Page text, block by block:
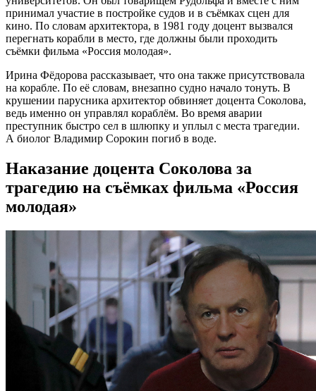
принимал участие в постройке судов и в съёмках сцен для
кино. По словам архитектора, в 1981 году доцент вызвался
перегнать корабли в место, где должны были проходить
съёмки фильма «Россия молодая».
Ирина Фёдорова рассказывает, что она также присутствовала
на корабле. По её словам, внезапно судно начало тонуть. В
крушении парусника архитектор обвиняет доцента Соколова,
ведь именно он управлял кораблём. Во время аварии
преступник быстро сел в шлюпку и уплыл с места трагедии.
А биолог Владимир Сорокин погиб в воде.
Наказание доцента Соколова за
трагедию на съёмках фильма «Россия
молодая»